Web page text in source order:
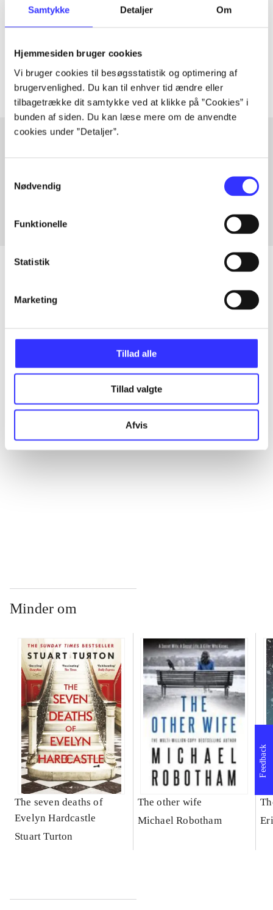
Samtykke Detaljer Om
Hjemmesiden bruger cookies
Vi bruger cookies til besøgsstatistik og optimering af
brugervenlighed. Du kan til enhver tid ændre eller
tilbagetrække dit samtykke ved at klikke på ”Cookies” i
bunden af siden. Du kan læse mere om de anvendte
cookies under ”Detaljer”.
Nødvendig
Funktionelle
Statistik
Marketing
Tillad alle
Tillad valgte
Afvis
Artiklerne i handler ofte om
Fra
Artikler
Minder om
The seven deaths of
Evelyn Hardcastle
Stuart Turton
The other wife
Michael Robotham
Feedback